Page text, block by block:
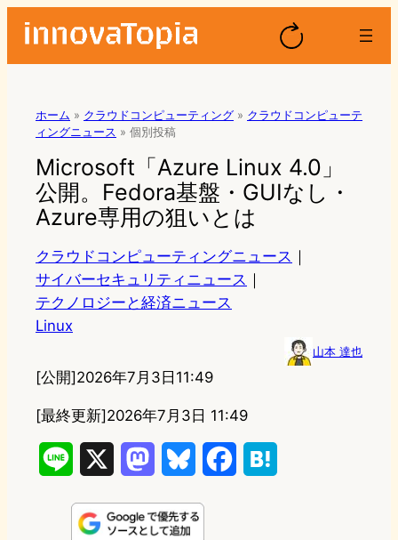
ホーム » クラウドコンピューティング » クラウドコンピューテ
ィングニュース » 個別投稿
Microsoft「Azure Linux 4.0」
公開。Fedora基盤・GUIなし・
Azure専用の狙いとは
クラウドコンピューティングニュース ｜
サイバーセキュリティニュース ｜
テクノロジーと経済ニュース
Linux
山本 達也
[公開]2026年7月3日11:49
[最終更新]2026年7月3日 11:49
n
s
u